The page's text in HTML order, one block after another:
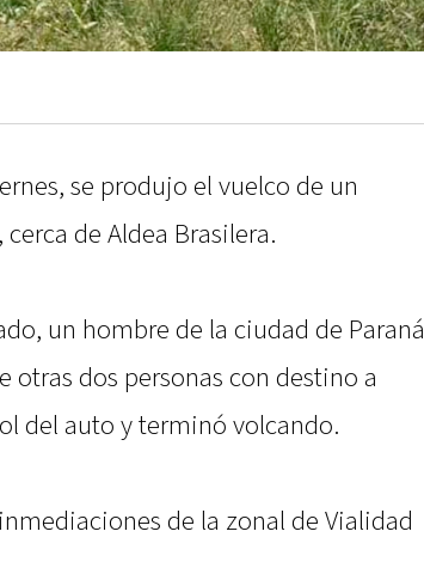
se produjo el vuelco de un
de Aldea Brasilera.
un hombre de la ciudad de Paraná
otras dos personas con destino a
del auto y terminó volcando.
de la zonal de Vialidad